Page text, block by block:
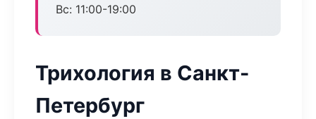
Вс: 11:00-19:00
Трихология в Санкт-
Петербург